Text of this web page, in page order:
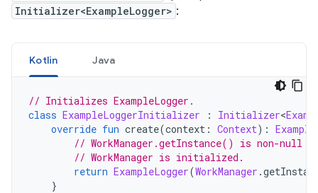
Initializer<ExampleLogger> :
Kotlin Java
// Initializes ExampleLogger.
class ExampleLoggerInitializer : Initializer<
override fun create(context : Context):
// WorkManager.getInstance() is non-null
// WorkManager is initialized.
return ExampleLogger(WorkManager .
}